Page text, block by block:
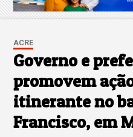
ACRE
Governo e
promovem
itinerante no
Francisco, em